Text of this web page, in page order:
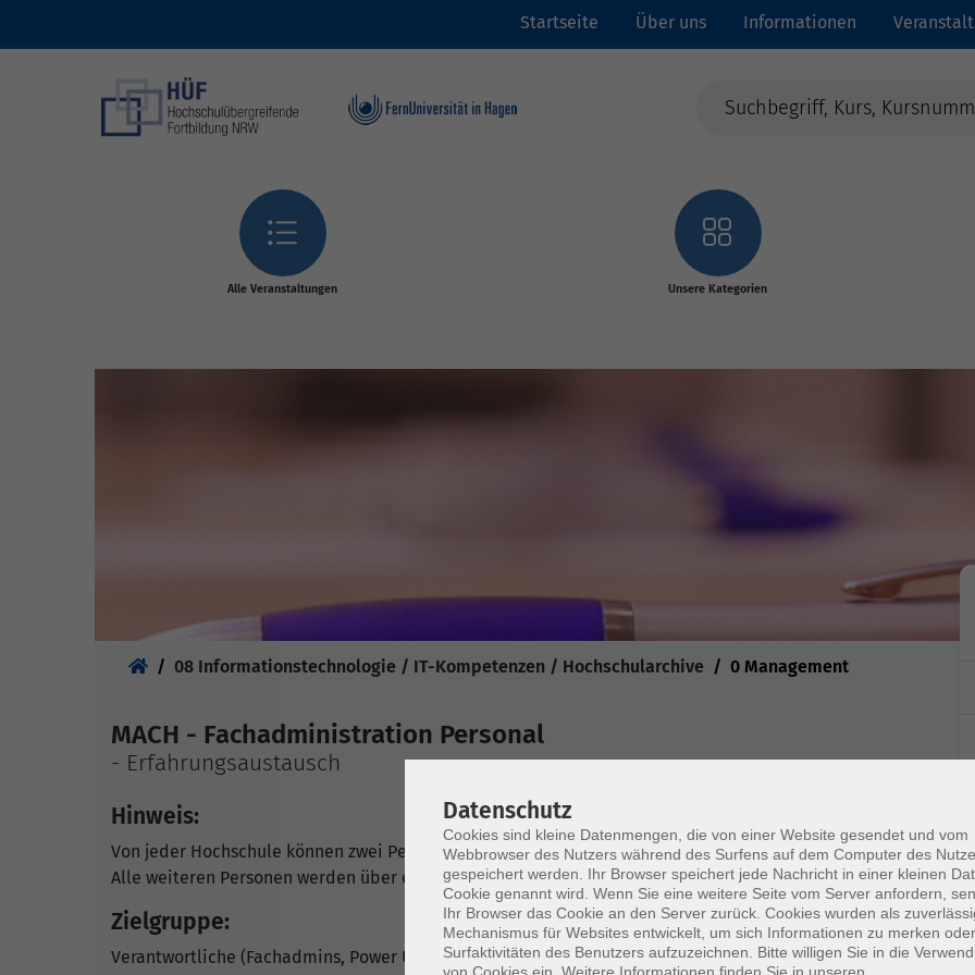
Startseite Über uns Informationen
Alle Veranstaltungen Unsere Kategorien
08 Informationstechnologie / IT-Kompetenzen / Hochschularchive 0 Management
MACH - Fachadministration Personal
- Erfahrungsaustausch
Hinweis:
Von jeder Hochschule können zwei Personen teilnehmen.
Alle weiteren Personen werden über eine Warteliste nach verfügbaren Plätzen eingeladen.
Zielgruppe:
Verantwortliche (Fachadmins, Power User, etc.) der Hochschulen für die ERP-Software MACH im
Datenschutz
Cookies sind kleine Datenmengen, die von einer Website gesendet und vom
Webbrowser des Nutzers während des Surfens auf dem Computer des
gespeichert werden. Ihr Browser speichert jede Nachricht in einer kleinen
Cookie genannt wird. Wenn Sie eine weitere Seite vom Server anfordern,
Ihr Browser das Cookie an den Server zurück. Cookies wurden als
Mechanismus für Websites entwickelt, um sich Informationen zu merken
Surfaktivitäten des Benutzers aufzuzeichnen. Bitte willigen Sie in die
von Cookies ein. Weitere Informationen finden Sie in unseren